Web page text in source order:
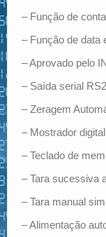
– Função de
– Função de data
– Aprovado pelo
– Saída serial
– Zeragem
– Mostrador
– Teclado de
– Tara sucessiva
– Tara manual
– Alimentação